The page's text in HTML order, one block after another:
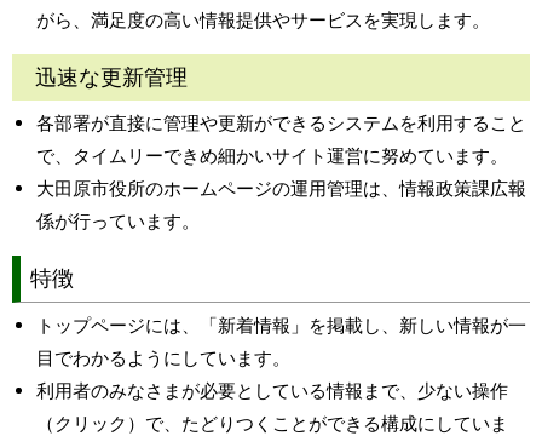
がら、満足度の高い情報提供やサービスを実現します。
迅速な更新管理
各部署が直接に管理や更新ができるシステムを利用すること
で、タイムリーできめ細かいサイト運営に努めています。
大田原市役所のホームページの運用管理は、情報政策課広報
係が行っています。
特徴
トップページには、「新着情報」を掲載し、新しい情報が一
目でわかるようにしています。
利用者のみなさまが必要としている情報まで、少ない操作
（クリック）で、たどりつくことができる構成にしていま